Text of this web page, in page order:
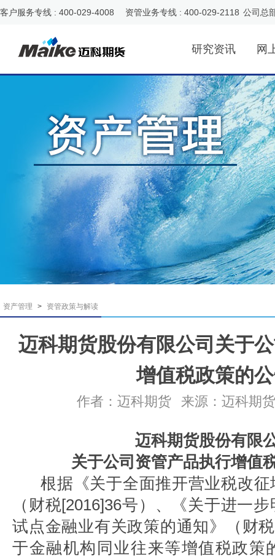
客户服务专线 : 400-029-4008 资管业务专线 : 400-029-2118 公司总
研究资讯 网
资产管理 > 资管政策与解读
迈科期货股份有限公司关于
增值税政策的
作者：迈科期货 来源：迈科期货
迈科期货股份有限
关于公司资管产品执行增值
根据《关于全面推开营业税改征
（财税[2016]36号）、《关于进一
试点金融业有关政策的通知》（财
于金融机构同业往来等增值税政策